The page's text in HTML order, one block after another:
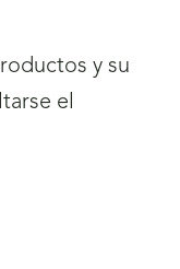
y su
el